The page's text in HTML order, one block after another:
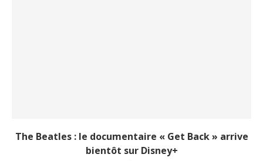
The Beatles : le documentaire « Get Back » arrive
bientôt sur Disney+